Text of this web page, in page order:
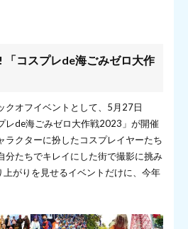
「コスプレde海ごみゼロ大作
クオフイベントとして、5月27日
レde海ごみゼロ大作戦2023」が開催
ラクターに扮したコスプレイヤーたち
分たちでキレイにした街で撮影に挑み
上がりを見せるイベントだけに、今年